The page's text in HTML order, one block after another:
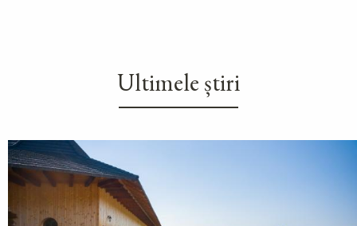
Ultimele știri